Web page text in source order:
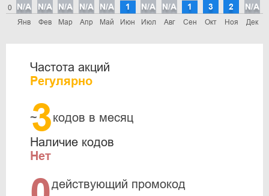
0
Янв
N/A
Фев
N/A
Мар
N/A
Апр
N/A
Май
N/A
Июн
1
Июл
N/A
Авг
N/A
Сен
1
Окт
3
Ноя
2
Дек
N/A
Частота акций
Регулярно
~
3кодов в месяц
Наличие кодов
Нет
действующий промокод